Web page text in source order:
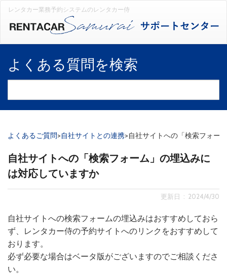
レンタカー業務予約システムのレンタカー侍
よくある質問を検索
よくあるご質問>自社サイトとの連携>自社サイトへの「検索フォー
自社サイトへの「検索フォーム」の埋込みに
は対応していますか
更新日 : 2024/4/30
自社サイトへの検索フォームの埋込みはおすすめしておら
ず、レンタカー侍の予約サイトへのリンクをおすすめして
おります。
必ず必要な場合はベータ版がございますのでご相談くださ
い。